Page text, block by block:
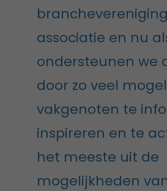
associatie en nu
ondersteunen we
door zo veel
vakgenoten te
inspireren en te
het meeste uit de
mogelijkheden